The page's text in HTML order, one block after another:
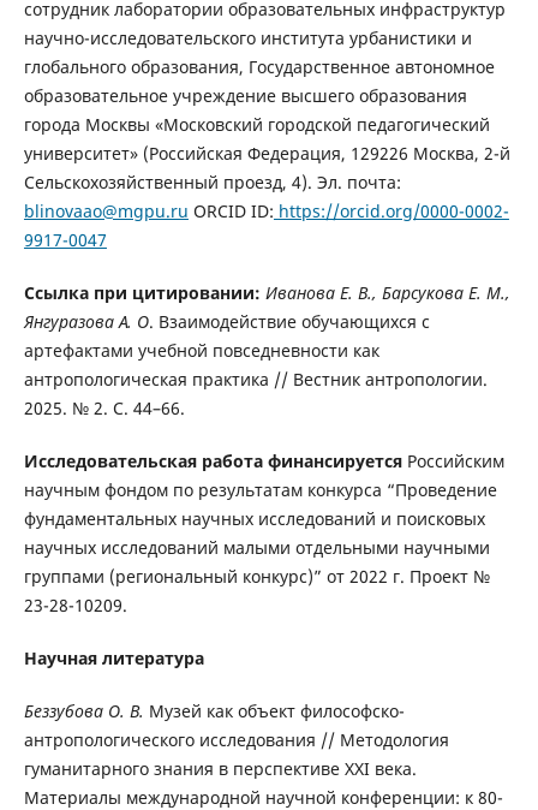
сотрудник лаборатории образовательных инфраструктур
научно-исследовательского института урбанистики и
глобального образования, Государственное автономное
образовательное учреждение высшего образования
города Москвы «Московский городской педагогический
университет» (Российская Федерация, 129226 Москва, 2-й
Сельскохозяйственный проезд, 4). Эл. почта:
blinovaao@mgpu.ru ORCID ID: https://orcid.org/0000-0002-
9917-0047
Ссылка при цитировании: Иванова Е. В., Барсукова Е. М.,
Янгуразова А. О. Взаимодействие обучающихся с
артефактами учебной повседневности как
антропологическая практика // Вестник антропологии.
2025. № 2. C. 44–66.
Исследовательская работа финансируетсяРоссийским
научным фондом по результатам конкурса “Проведение
фундаментальных научных исследований и поисковых
научных исследований малыми отдельными научными
группами (региональный конкурс)” от 2022 г. Проект №
23-28-10209.
Научная литература
Беззубова О. В. Музей как объект философско-
антропологического исследования // Методология
гуманитарного знания в перспективе XXI века.
Материалы международной научной конференции: к 80-